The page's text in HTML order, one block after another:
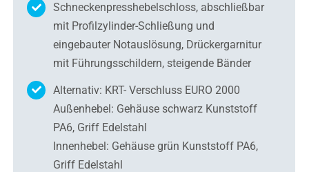
Schneckenpresshebelschloss, abschließbar
mit Profilzylinder-Schließung und
eingebauter Notauslösung, Drückergarnitur
mit Führungsschildern, steigende Bänder
Alternativ: KRT- Verschluss EURO 2000
Außenhebel: Gehäuse schwarz Kunststoff
PA6, Griff Edelstahl
Innenhebel: Gehäuse grün Kunststoff PA6,
Griff Edelstahl